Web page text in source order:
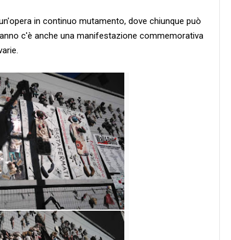
in continuo mutamento, dove chiunque può
c'è anche una manifestazione commemorativa